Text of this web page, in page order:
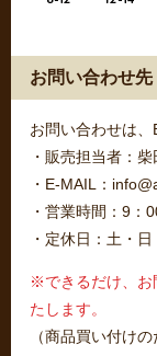
お問い合わせ先
お問い合わせは、
・販売担当者：
・E-MAIL：
・営業時間：9：
・定休日：土・日
※できるだけ、お
たします。
（商品買い付け